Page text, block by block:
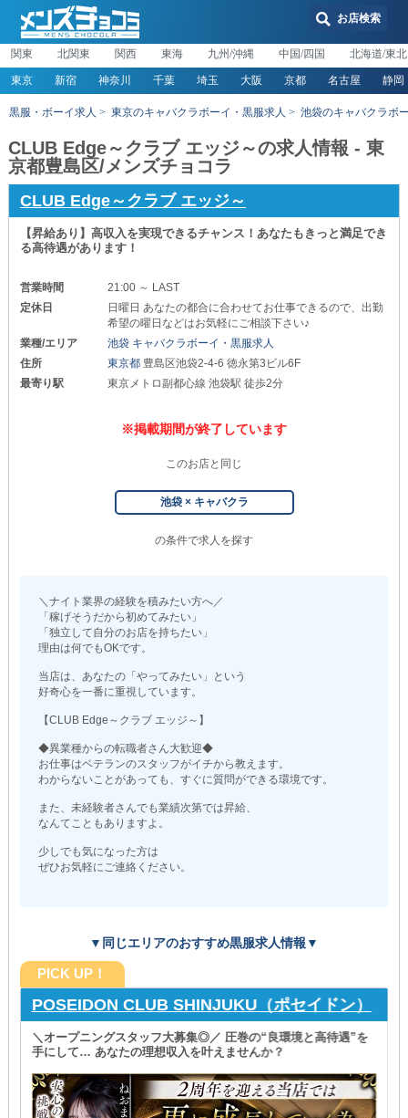
お店検索
関東 北関東 関西 東海 九州/沖縄 中国/四国 北海道/東北
東京 新宿 神奈川 千葉 埼玉 大阪 京都 名古屋 静岡
黒服・ボーイ求人 東京のキャバクラボーイ・黒服求人 池袋のキャバクラボ
CLUB Edge～クラブ エッジ～の求人情報 - 東
京都豊島区/メンズチョコラ
CLUB Edge～クラブ エッジ～
【昇給あり】高収入を実現できるチャンス！あなたもきっと満足でき
る高待遇があります！
営業時間
21:00 ～ LAST
定休日
日曜日 あなたの都合に合わせてお仕事できるので、出勤
希望の曜日などはお気軽にご相談下さい♪
業種/エリア
池袋 キャバクラボーイ・黒服求人
住所
東京都 豊島区池袋2-4-6 徳永第3ビル6F
最寄り駅
東京メトロ副都心線 池袋駅 徒歩2分
※掲載期間が終了しています
このお店と同じ
池袋 × キャバクラ
の条件で求人を探す
＼ナイト業界の経験を積みたい方へ／
「稼げそうだから初めてみたい」
「独立して自分のお店を持ちたい」
理由は何でもOKです。
当店は、あなたの「やってみたい」という
好奇心を一番に重視しています。
【CLUB Edge～クラブ エッジ～】
◆異業種からの転職者さん大歓迎◆
お仕事はベテランのスタッフがイチから教えます。
わからないことがあっても、すぐに質問ができる環境です。
また、未経験者さんでも業績次第では昇給、
なんてこともありますよ。
少しでも気になった方は
ぜひお気軽にご連絡ください。
▼同じエリアのおすすめ黒服求人情報▼
PICK UP！
POSEIDON CLUB SHINJUKU（ポセイドン）
＼オープニングスタッフ大募集◎／ 圧巻の“良環境と高待遇”を
手にして… あなたの理想収入を叶えませんか？